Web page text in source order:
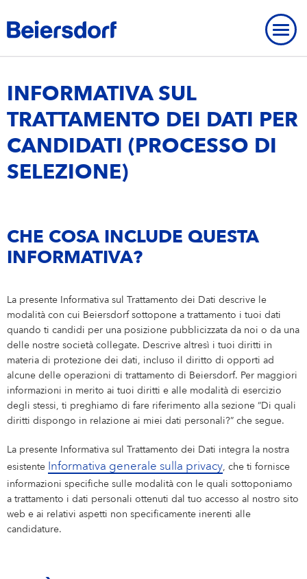
IL NOSTRO PROFILO
CORE VALUES
LA PRESENZA DI BEIERSDORF NEL MONDO
MARCHI
NIVEA
Eucerin
NIVEA MEN
Labello
OUR CARE CULTURE
I Nostri Benefit
Care changes everything.
Parità di genere
PROFESSIONISTI ESPERTI E ALLE PRIME ARMI
Professionisti Esperti e alle Prime Armi
Marketing
Sales & eCommerce
IT
Finanza & Controlling
Supply Chain
Risorse umane
LA TUA CANDIDATURA
CONTATTO
La tua posizione
INFORMATIVA SUL
TRATTAMENTO DEI DATI PER
CANDIDATI (PROCESSO DI
SELEZIONE)
CHE COSA INCLUDE QUESTA
INFORMATIVA?
La presente Informativa sul Trattamento dei Dati descrive le
modalità con cui Beiersdorf sottopone a trattamento i tuoi dati
quando ti candidi per una posizione pubblicizzata da noi o da una
delle nostre società collegate. Descrive altresì i tuoi diritti in
materia di protezione dei dati, incluso il diritto di opporti ad
alcune delle operazioni di trattamento di Beiersdorf. Per maggiori
informazioni in merito ai tuoi diritti e alle modalità di esercizio
degli stessi, ti preghiamo di fare riferimento alla sezione “Di quali
diritti dispongo in relazione ai miei dati personali?” che segue.
La presente Informativa sul Trattamento dei Dati integra la nostra
esistente
Informativa generale sulla privacy, che ti fornisce
informazioni specifiche sulle modalità con le quali sottoponiamo
a trattamento i dati personali ottenuti dal tuo accesso al nostro sito
web e ai relativi aspetti non specificamente inerenti alle
candidature.